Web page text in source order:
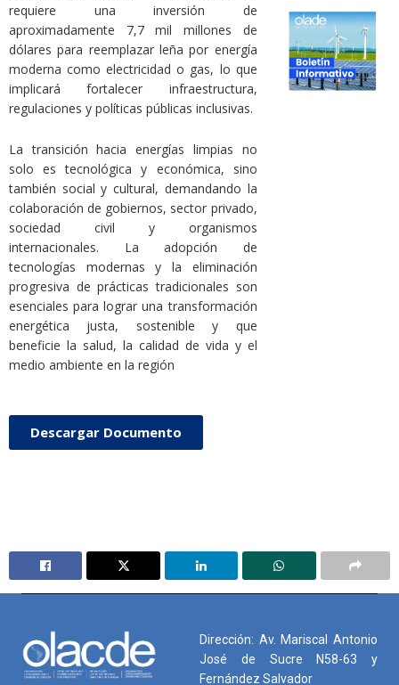
requiere una inversión de
aproximadamente 7,7 mil millones de
dólares para reemplazar leña por energía
moderna como electricidad o gas, lo que
implicará fortalecer infraestructura,
regulaciones y políticas públicas inclusivas.
La transición hacia energías limpias no
solo es tecnológica y económica, sino
también social y cultural, demandando la
colaboración de gobiernos, sector privado,
sociedad civil y organismos
internacionales. La adopción de
tecnologías modernas y la eliminación
progresiva de prácticas tradicionales son
esenciales para lograr una transformación
energética justa, sostenible y que
beneficie la salud, la calidad de vida y el
medio ambiente en la región
Descargar Documento
Dirección: Av. Mariscal Antonio
José de Sucre N58-63 y
Fernández Salvador